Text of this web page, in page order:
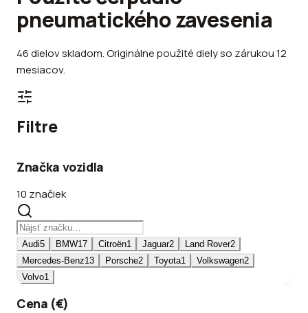
pneumatického zavesenia
46dielovskladom.Originálne použité diely so zárukou 12
mesiacov.
Filtre
Značka vozidla
10 značiek
Audi5 BMW17 Citroën1 Jaguar2 Land Rover2
Mercedes-Benz13 Porsche2 Toyota1 Volkswagen2
Volvo1
Cena (€)